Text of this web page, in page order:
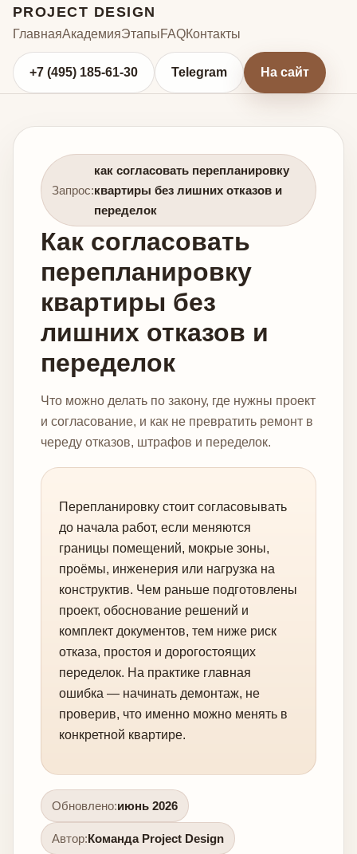
PROJECT DESIGN
ГлавнаяАкадемияЭтапыFAQКонтакты
+7 (495) 185-61-30 Telegram На сайт
Запрос:
как согласовать перепланировку
квартиры без лишних отказов и
переделок
Как согласовать
перепланировку
квартиры без
лишних отказов и
переделок
Что можно делать по закону, где нужны проект
и согласование, и как не превратить ремонт в
череду отказов, штрафов и переделок.
Перепланировку стоит согласовывать
до начала работ, если меняются
границы помещений, мокрые зоны,
проёмы, инженерия или нагрузка на
конструктив. Чем раньше подготовлены
проект, обоснование решений и
комплект документов, тем ниже риск
отказа, простоя и дорогостоящих
переделок. На практике главная
ошибка — начинать демонтаж, не
проверив, что именно можно менять в
конкретной квартире.
Обновлено:июнь 2026
Автор:Команда Project Design